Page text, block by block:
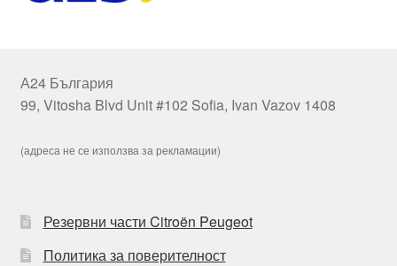
А24 България
99, Vitosha Blvd Unit #102 Sofia, Ivan Vazov 1408
(адреса не се използва за рекламации)
Резервни части Citroën Peugeot
Политика за поверителност